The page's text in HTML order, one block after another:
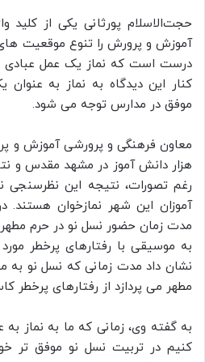
حجت‌الاسلام پورثانی یکی از کلید
آموزش و پرورش را تنوع موقعیت های
درست است که نماز یک عمل عبادی
کنار این دیدگاه به نماز به
موفق در مدارس توجه می شود.
هزار دانش آموز در مشهد مقدس و
آموزان این شهر نمازخوان هستند.
مدت زمان حضور نسل نو در حرم
به موسیقی با رفتارهای پرخطر
نشان داد مدت زمانی که نسل نو به
مطهر می پردازد از رفتارهای پرخطر
به گفته وی، زمانی که ما به نماز به
کنیم در تربیت نسل نو موفق تر